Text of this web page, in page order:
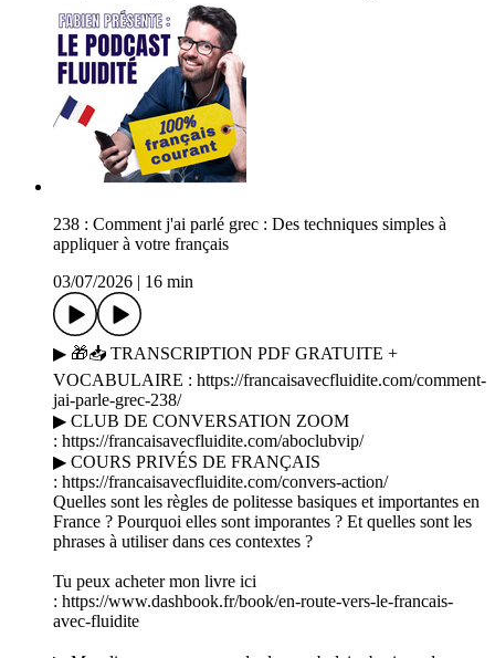
238 : Comment j'ai parlé grec : Des techniques simples à
appliquer à votre français
03/07/2026
16 min
▶ 🎁📥 TRANSCRIPTION PDF GRATUITE +
VOCABULAIRE : https://francaisavecfluidite.com/comment-
jai-parle-grec-238/
▶ CLUB DE CONVERSATION ZOOM
: https://francaisavecfluidite.com/aboclubvip/
▶ COURS PRIVÉS DE FRANÇAIS
: https://francaisavecfluidite.com/convers-action/
Quelles sont les règles de politesse basiques et importantes en
France ? Pourquoi elles sont imporantes ? Et quelles sont les
phrases à utiliser dans ces contextes ?
Tu peux acheter mon livre ici
: https://www.dashbook.fr/book/en-route-vers-le-francais-
avec-fluidite